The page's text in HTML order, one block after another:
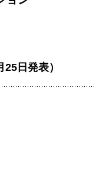
日発表）